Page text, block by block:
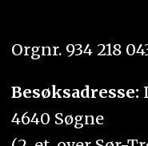
Orgnr. 934 218
Besøksadresse:
4640 Søgne